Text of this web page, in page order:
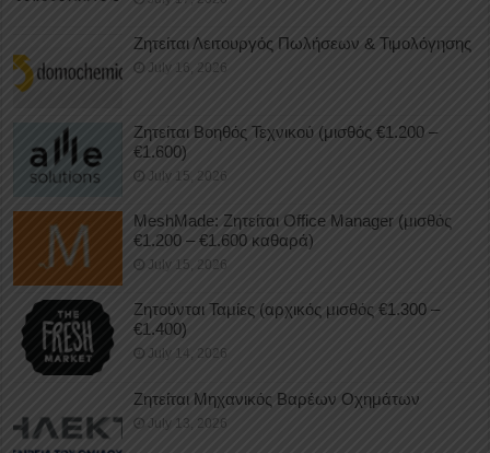
Ζητείται Λειτουργός Πωλήσεων & Τιμολόγησης
July 16, 2026
Ζητείται Βοηθός Τεχνικού (μισθός €1.200 –
€1.600)
July 15, 2026
MeshMade: Ζητείται Office Manager (μισθός
€1.200 – €1.600 καθαρά)
July 15, 2026
Ζητούνται Ταμίες (αρχικός μισθός €1.300 –
€1.400)
July 14, 2026
Ζητείται Μηχανικός Βαρέων Οχημάτων
July 13, 2026